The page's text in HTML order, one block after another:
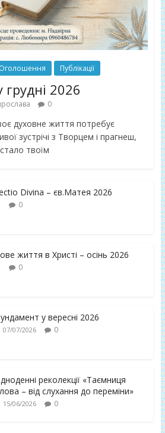
Оголошення Публікації
2026
0
духовне життя потребує
зустрічі з Творцем і прагнеш,
твоїм
Divina – єв.Матея 2026
0
життя в Христі – осінь 2026
0
у вересні 2026
07/07/2026 0
реколекції «Таємниця
– від слухання до переміни»
15/06/2026 0